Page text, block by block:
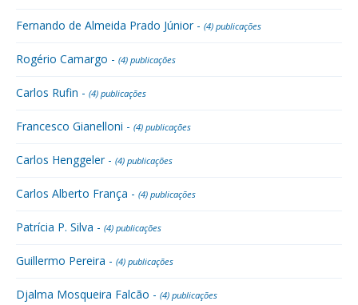
Fernando de Almeida Prado Júnior - (4) publicações
Rogério Camargo - (4) publicações
Carlos Rufin - (4) publicações
Francesco Gianelloni - (4) publicações
Carlos Henggeler - (4) publicações
Carlos Alberto França - (4) publicações
Patrícia P. Silva - (4) publicações
Guillermo Pereira - (4) publicações
Djalma Mosqueira Falcão - (4) publicações